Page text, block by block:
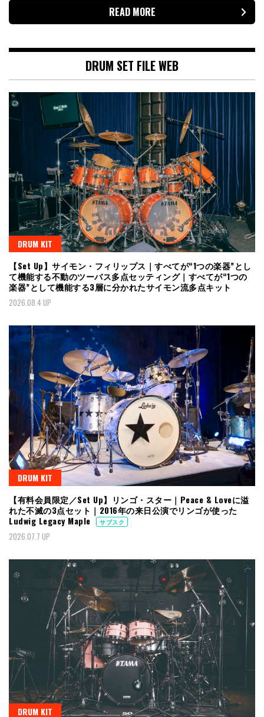
READ MORE
DRUM SET FILE WEB
DRUM KIT
【Set Up】サイモン・フィリップス｜すべてが“1つの楽器”とし
て機能する不動のツーバス多点セッティング｜すべてが“1つの
楽器”として機能する3層に分かれたサイモン流多点キット
2026.08.4 UP
DRUM KIT
【有料会員限定／Set Up】リンゴ・スター｜Peace & Loveに溢
れた不滅の3点セット｜2016年の来日公演でリンゴが使った
Ludwig Legacy Maple
サブスク
2026.07.7 UP
DRUM KIT